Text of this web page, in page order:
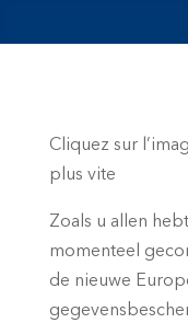
Cliquez sur
plus vite
Zoals u allen
momenteel
de nieuwe